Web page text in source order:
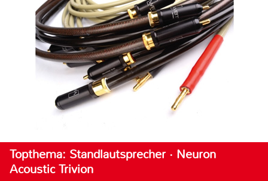
Topthema: Standlautsprecher · Neuron
Acoustic Trivion